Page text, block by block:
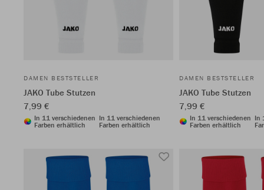
DAMEN BESTSTELLER
JAKO Tube Stutzen
7,99 €
In 11 verschiedenen
Farben erhältlich
In 11 verschiedenen
Farben erhältlich
DAMEN BESTSTELLER
JAKO Tube Stutzen
7,99 €
In 11 verschiedenen
Farben erhältlich
In